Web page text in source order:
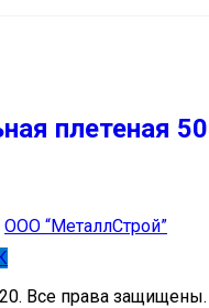
плетеная
ООО “МеталлСтрой”
Все права защищены.